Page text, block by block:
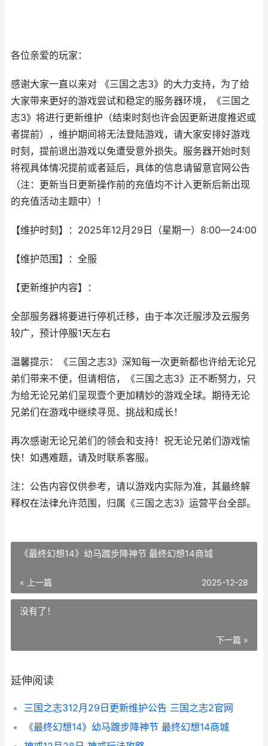
各位亲爱的玩家：
感谢大家一直以来对 《三国之志3》的大力支持，为了给
大家带来更好的游戏尝试和稳定的服务器环境，《三国之
志3》将进行更新维护（结束时刻也许会因更新进度推迟或
者提前），维护期间将无法登陆游戏，请大家安排好游戏
时刻，提前退出游戏以免遭受意外损失。服务器开始时刻
将视具体情况提前或者延后，具体的信息请留意官网公告
（注：更新当日更新操作前的充值均不计入更新后新出现
的充值活动主题中）！
【维护时刻】：2025年12月29日（星期一）8:00—24:00
【维护范围】：全服
【更新维护内容】：
全部服务器将要进行停机迁移，由于本次迁服涉及云服务
较广，预计停服1天左右
温馨提示：《三国之志3》深知每一次更新都也许给无论兄
弟们带来不便，但请相信，《三国之志3》正不断努力，只
为给无论兄弟们呈现壹个更加精妙的游戏全球。期待无论
兄弟们在游戏中继续寻觅、挑战和成长！
再次感谢无论兄弟们的领会和支持！祝无论兄弟们游戏愉
快！如遇难题，请及时联系客服。
注：公告内容仅供参考，请以游戏内实际为准，其最终解
释权在法律允许范围，归属《三国之志3》运营平台全部。
《最终幻想14》幼马踱步降神节 最终幻想14商城
« 上一篇 2025-12-28
没有了！
下一篇 »
延伸阅读
三国之志312月29日更新维护公告 三国之志2官网
《最终幻想14》幼马踱步降神节 最终幻想14商城